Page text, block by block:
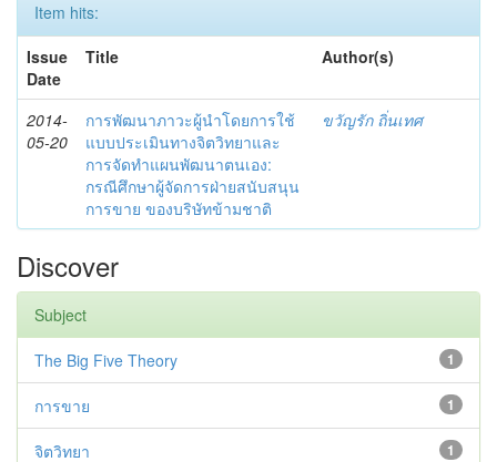
Item hits:
Issue
Date
Title Author(s)
2014-
05-20
การพัฒนาภาวะผู้นำโดยการใช้
แบบประเมินทางจิตวิทยาและ
การจัดทำแผนพัฒนาตนเอง:
กรณีศึกษาผู้จัดการฝ่ายสนับสนุน
การขาย ของบริษัทข้ามชาติ
ขวัญรัก ถิ่นเทศ
Discover
Subject
1
The Big Five Theory
1
การขาย
1
จิตวิทยา